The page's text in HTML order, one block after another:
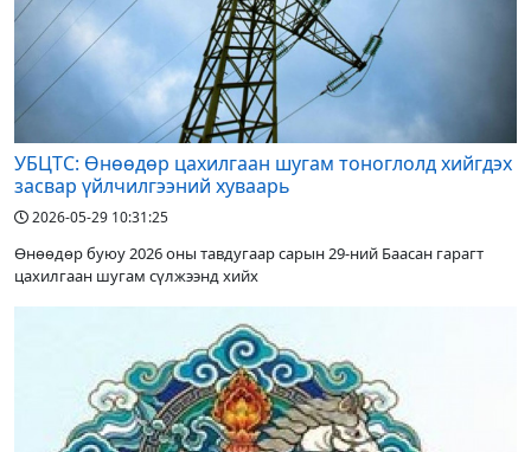
УБЦТС: Өнөөдөр цахилгаан шугам тоноглолд хийгдэх
засвар үйлчилгээний хуваарь
2026-05-29 10:31:25
Өнөөдөр буюу 2026 оны тавдугаар сарын 29-ний Баасан гарагт
цахилгаан шугам сүлжээнд хийх